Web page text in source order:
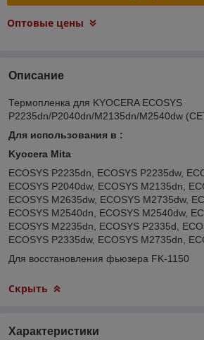
Оптовые цены
Описание
Термопленка для KYOCERA ECOSYS
P2235dn/P2040dn/M2135dn/M2540dw
Для использования в :
Kyocera Mita
ECOSYS P2235dn, ECOSYS P2235dw,
ECOSYS P2040dw, ECOSYS M2135dn,
ECOSYS M2635dw, ECOSYS M2735dw,
ECOSYS M2540dn, ECOSYS M2540dw,
ECOSYS M2235dn, ECOSYS P2335d,
ECOSYS P2335dw, ECOSYS M2735dn,
Для восстановления фьюзера FK-1150
Скрыть
Характеристики